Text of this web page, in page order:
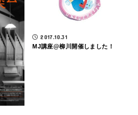
2017.10.31
MJ講座@柳川開催しました！